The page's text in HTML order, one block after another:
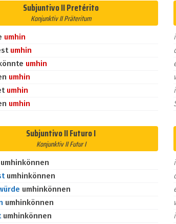
Subjuntivo II Pretérito
Konjunktiv II Präteritum
umhin
umhin
umhin
umhin
umhin
umhin
Subjuntivo II Futuro I
Konjunktiv II Futur I
umhinkönnen
umhinkönnen
umhinkönnen
umhinkönnen
umhinkönnen